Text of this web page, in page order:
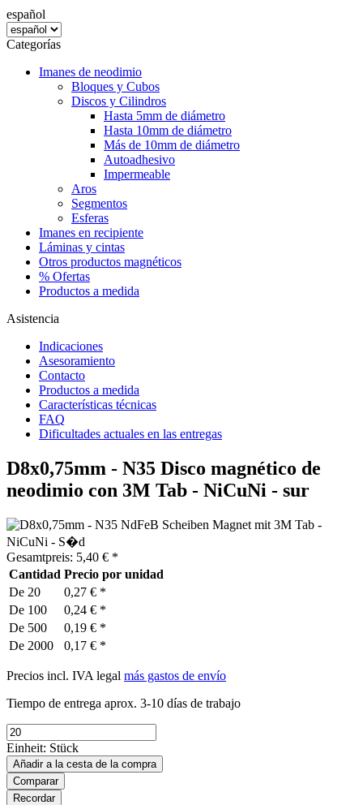
español
Categorías
Imanes de neodimio
Bloques y Cubos
Discos y Cilindros
Hasta 5mm de diámetro
Hasta 10mm de diámetro
Más de 10mm de diámetro
Autoadhesivo
Impermeable
Aros
Segmentos
Esferas
Imanes en recipiente
Láminas y cintas
Otros productos magnéticos
% Ofertas
Productos a medida
Asistencia
Indicaciones
Asesoramiento
Contacto
Productos a medida
Características técnicas
FAQ
Dificultades actuales en las entregas
D8x0,75mm - N35 Disco magnético de
neodimio con 3M Tab - NiCuNi - sur
Gesamtpreis: 5,40 € *
Cantidad Precio por unidad
De 20
0,27 € *
De 100
0,24 € *
De 500
0,19 € *
De 2000 0,17 € *
Precios incl. IVA legal más gastos de envío
Tiempo de entrega aprox. 3-10 días de trabajo
Einheit: Stück
Añadir a la cesta de la compra
Comparar
Recordar